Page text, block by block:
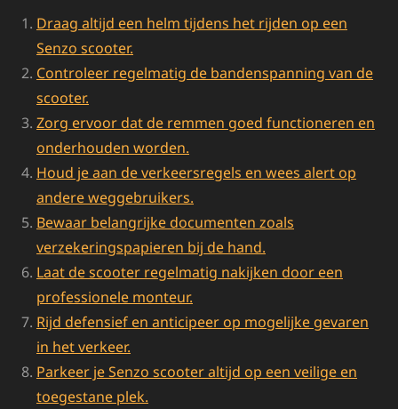
Draag altijd een helm tijdens het rijden op een
Senzo scooter.
Controleer regelmatig de bandenspanning van de
scooter.
Zorg ervoor dat de remmen goed functioneren en
onderhouden worden.
Houd je aan de verkeersregels en wees alert op
andere weggebruikers.
Bewaar belangrijke documenten zoals
verzekeringspapieren bij de hand.
Laat de scooter regelmatig nakijken door een
professionele monteur.
Rijd defensief en anticipeer op mogelijke gevaren
in het verkeer.
Parkeer je Senzo scooter altijd op een veilige en
toegestane plek.